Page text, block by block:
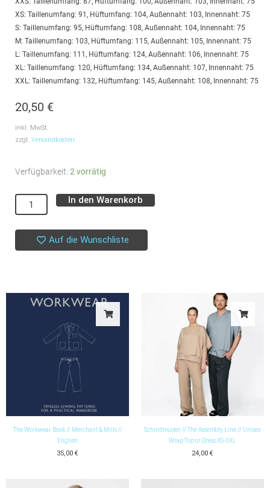
XS: Taillenumfang: 91, Hüftumfang: 104, Außennaht: 103, Innennaht: 75
S: Taillenumfang: 95, Hüftumfang: 108, Außennaht: 104, Innennaht: 75
M: Taillenumfang: 103, Hüftumfang: 115, Außennaht: 105, Innennaht: 75
L: Taillenumfang: 111, Hüftumfang: 124, Außennaht: 106, Innennaht: 75
XL: Taillenumfang: 120, Hüftumfang: 134, Außennaht: 107, Innennaht: 75
XXL: Taillenumfang: 132, Hüftumfang: 145, Außennaht: 108, Innennaht: 75
20,50 €
inkl. MwSt.
zzgl. Versandkosten
Verfügbarkeit: 2 vorrätig
Schnittmuster
Puff
and
Pencil
//
Menge
In den Warenkorb
Auf die Wunschliste
The Workwear Book // Merchant & Mills //
English
35,00 €
Schnittmuster // The Assembly Line // Unisex
Wrap Top or Dress XS-3XL
24,00 €